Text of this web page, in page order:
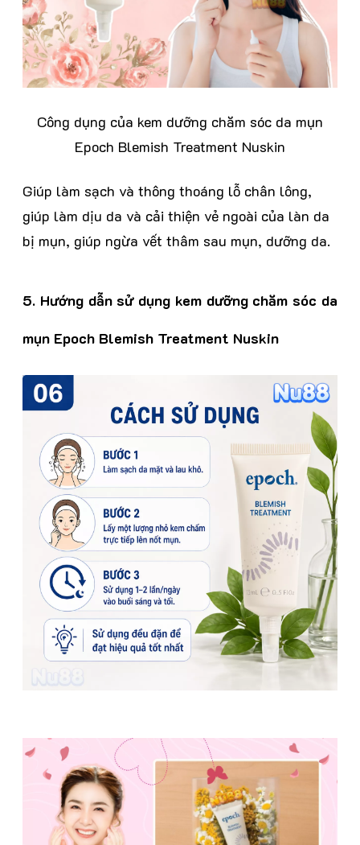
Công dụng của kem dưỡng chăm sóc da mụn
Epoch Blemish Treatment Nuskin
Giúp làm sạch và thông thoáng lỗ chân lông,
giúp làm dịu da và cải thiện vẻ ngoài của làn da
bị mụn, giúp ngừa vết thâm sau mụn, dưỡng da.
5. Hướng dẫn sử dụng kem dưỡng chăm sóc da
mụn Epoch Blemish Treatment Nuskin